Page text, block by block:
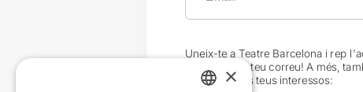
Uneix-te a Teatre Barcelona i rep
exclusives al teu correu! A més,
en funció dels teus interessos:
×